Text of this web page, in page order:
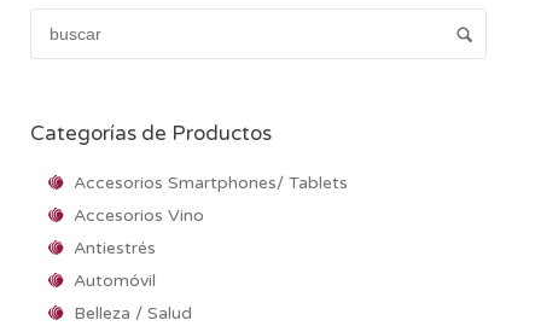
Categorías de Productos
Accesorios Smartphones/ Tablets
Accesorios Vino
Antiestrés
Automóvil
Belleza / Salud